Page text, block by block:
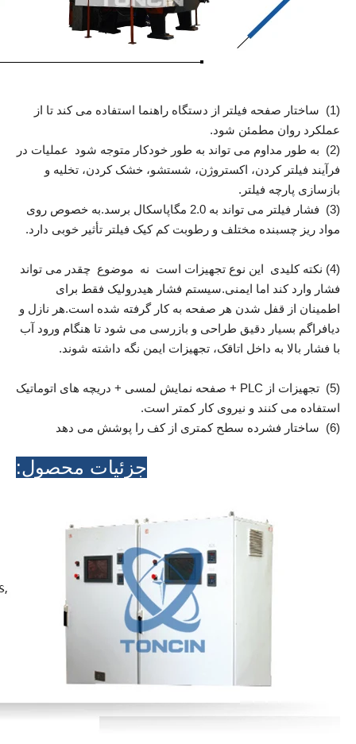
(1) ساختار صفحه فیلتر از دستگاه راهنما استفاده می کند تا از
عملکرد روان مطمئن شود.
(2) به طور مداوم می تواند به طور خودکار متوجه شود عملیات در
فرآیند فیلتر کردن، اکستروژن، شستشو، خشک کردن، تخلیه و
بازسازی پارچه فیلتر.
(3) فشار فیلتر می تواند به 2.0 مگاپاسکال برسد.به خصوص روی
مواد ریز چسبنده مختلف و رطوبت کم کیک فیلتر تأثیر خوبی دارد.
(4) نکته کلیدی این نوع تجهیزات است نه موضوع چقدر می تواند
فشار وارد کند اما ایمنی.سیستم فشار هیدرولیک فقط برای
اطمینان از قفل شدن هر صفحه به کار گرفته شده است.هر نازل و
دیافراگم بسیار دقیق طراحی و بازرسی می شود تا هنگام ورود آب
با فشار بالا به داخل اتاقک، تجهیزات ایمن نگه داشته شوند.
(5) تجهیزات از PLC + صفحه نمایش لمسی + دریچه های اتوماتیک
استفاده می کنند و نیروی کار کمتر است.
(6) ساختار فشرده سطح کمتری از کف را پوشش می دهد
جزئیات محصول: